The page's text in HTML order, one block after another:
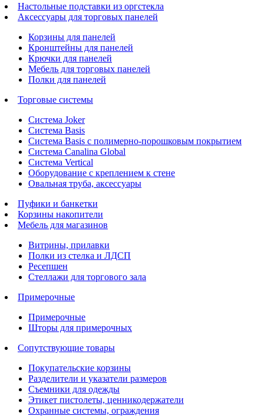
Настольные подставки из оргстекла
Аксессуары для торговых панелей
Корзины для панелей
Кронштейны для панелей
Крючки для панелей
Мебель для торговых панелей
Полки для панелей
Торговые системы
Система Joker
Система Basis
Система Basis с полимерно-порошковым покрытием
Система Canalina Global
Система Vertical
Оборудование с креплением к стене
Овальная труба, аксессуары
Пуфики и банкетки
Корзины накопители
Мебель для магазинов
Витрины, прилавки
Полки из стелка и ЛДСП
Ресепшен
Стеллажи для торгового зала
Примерочные
Примерочные
Шторы для примерочных
Сопутствующие товары
Покупательские корзины
Разделители и указатели размеров
Съемники для одежды
Этикет пистолеты, ценникодержатели
Охранные системы, ограждения